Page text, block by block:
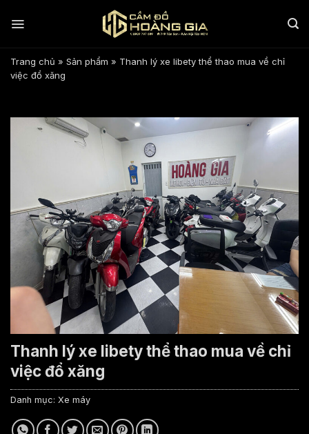
qua
dungTrang chủ » Sản phẩm » Thanh lý xe libety thể thao mua về chỉ
việc đổ xăng
Thanh lý xe libety thể thao mua về chỉ
việc đổ xăng
Danh mục: Xe máy